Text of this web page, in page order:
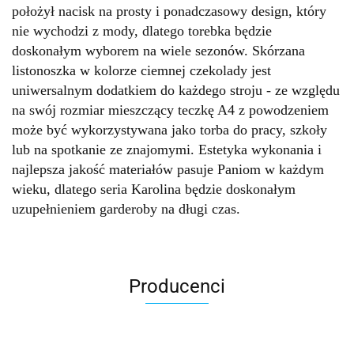
położył nacisk na prosty i ponadczasowy design, który
nie wychodzi z mody, dlatego torebka będzie
doskonałym wyborem na wiele sezonów. Skórzana
listonoszka w kolorze ciemnej czekolady jest
uniwersalnym dodatkiem do każdego stroju - ze względu
na swój rozmiar mieszczący teczkę A4 z powodzeniem
może być wykorzystywana jako torba do pracy, szkoły
lub na spotkanie ze znajomymi. Estetyka wykonania i
najlepsza jakość materiałów pasuje Paniom w każdym
wieku, dlatego seria Karolina będzie doskonałym
uzupełnieniem garderoby na długi czas.
Producenci